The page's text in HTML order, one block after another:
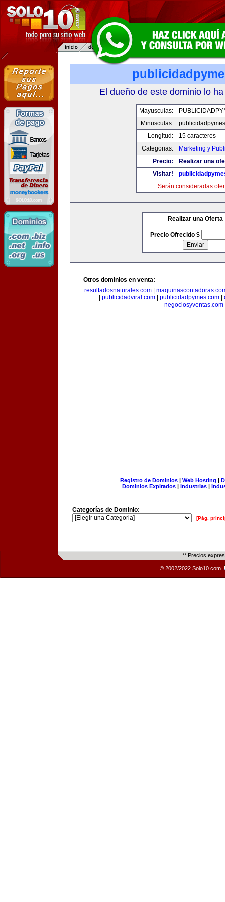
El dueño de este dominio lo
Mayusculas:
Minusculas:
Longitud:
15 caracteres
Categorias:
Marketing y
Precio:
Realizar una
Visitar!
Serán consideradas
Realizar una Oferta
Precio Ofrecido $
Otros dominios en venta:
resultadosnaturales.com|
publicidadviral.com publicidadpymes.com
negociosyventas.com
Registro de Dominios| Web Hosting |
Dominios Expirados | Industrias |
Categorías de Dominio:
[Pág.
** Precios
© 2002/2022 Solo10.com